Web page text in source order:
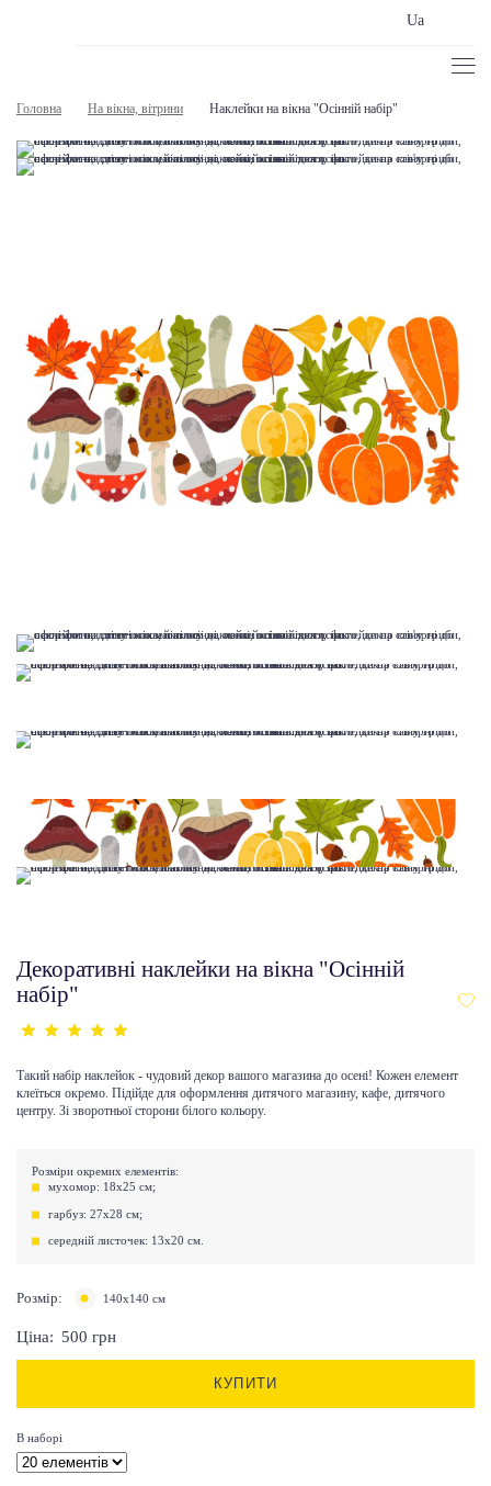
Ua
Головна На вікна, вітрини Наклейки на вікна "Осінній набір"
Декоративні наклейки на вікна "Осінній
набір"
Такий набір наклейок - чудовий декор вашого магазина до осені! Кожен елемент
клеїться окремо. Підійде для оформлення дитячого магазину, кафе, дитячого
центру. Зі зворотньої сторони білого кольору.
Розміри окремих елементів:
мухомор: 18х25 см;
гарбуз: 27х28 см;
середній листочек: 13х20 см.
Розмір: 140х140 см
Ціна: 500 грн
КУПИТИ
В наборі